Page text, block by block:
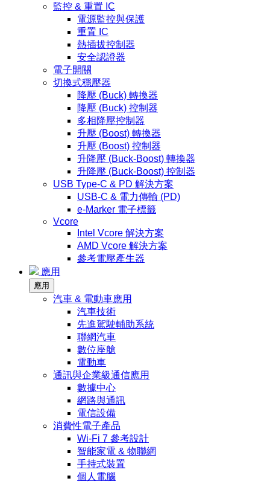
監控 & 重置 IC
電源監控與保護
重置 IC
熱插拔控制器
安全認證器
電子開關
切換式穩壓器
降壓 (Buck) 轉換器
降壓 (Buck) 控制器
多相降壓控制器
升壓 (Boost) 轉換器
升壓 (Boost) 控制器
升降壓 (Buck-Boost) 轉換器
升降壓 (Buck-Boost) 控制器
USB Type-C & PD 解決方案
USB-C & 電力傳輸 (PD)
e-Marker 電子標籤
Vcore
Intel Vcore 解決方案
AMD Vcore 解決方案
參考電壓產生器
應用
應用
汽車 & 電動車應用
汽車技術
先進駕駛輔助系統
聯網汽車
數位座艙
電動車
通訊與企業級通信應用
數據中心
網路與通訊
電信設備
消費性電子產品
Wi-Fi 7 參考設計
智能家電 & 物聯網
手持式裝置
個人電腦